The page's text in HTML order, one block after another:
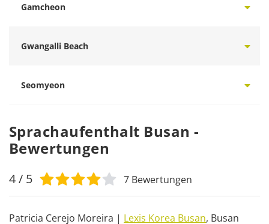
Gamcheon
Gwangalli Beach
Seomyeon
Sprachaufenthalt Busan -
Bewertungen
4/ 5 7 Bewertungen
Patricia Cerejo Moreira | Lexis Korea Busan, Busan